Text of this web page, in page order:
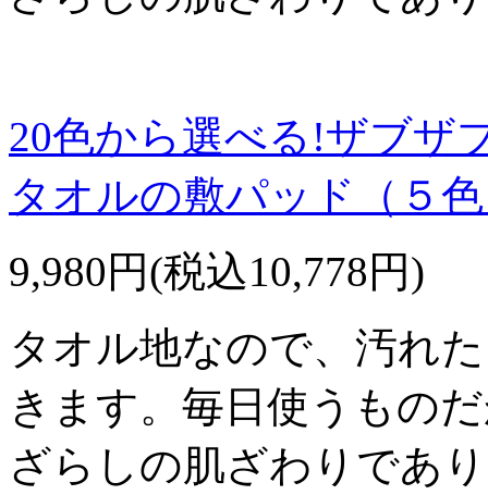
20色から選べる!ザブザ
タオルの敷パッド（５
9,980円(税込10,778円)
タオル地なので、汚れ
きます。毎日使うもの
ざらしの肌ざわりであ